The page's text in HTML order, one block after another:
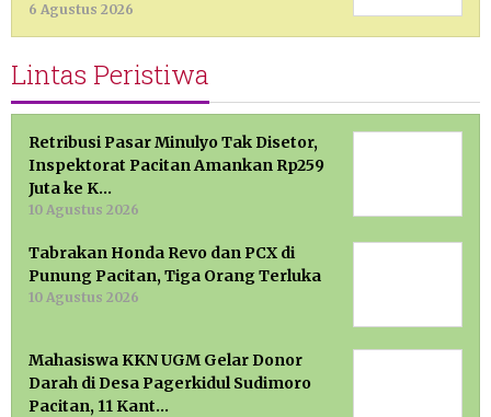
6 Agustus 2026
Lintas Peristiwa
Retribusi Pasar Minulyo Tak Disetor,
Inspektorat Pacitan Amankan Rp259
Juta ke K…
10 Agustus 2026
Tabrakan Honda Revo dan PCX di
Punung Pacitan, Tiga Orang Terluka
10 Agustus 2026
Mahasiswa KKN UGM Gelar Donor
Darah di Desa Pagerkidul Sudimoro
Pacitan, 11 Kant…